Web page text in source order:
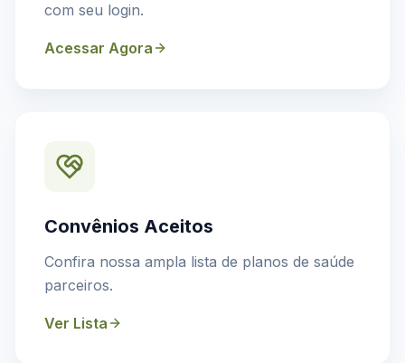
com seu login.
Acessar Agora
Convênios Aceitos
Confira nossa ampla lista de planos de saúde
parceiros.
Ver Lista